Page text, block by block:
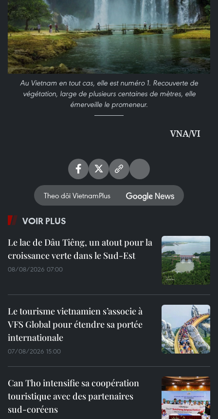
Au Vietnam en tout cas, elle est numéro 1. Recouverte de
végétation, large de plusieurs centaines de mètres, elle
émerveille le promeneur.
VNA/VI
Theo dõi VietnamPlus
VOIR PLUS
Le lac de Dâu Tiêng, un atout pour la
croissance verte dans le Sud-Est
08/08/2026 07:00
Le tourisme vietnamien s’associe à
VFS Global pour étendre sa portée
internationale
07/08/2026 15:00
Can Tho intensifie sa coopération
touristique avec des partenaires
sud-coréens